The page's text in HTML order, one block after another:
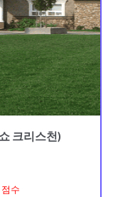
크리스천)
수